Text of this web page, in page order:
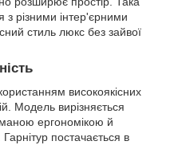
з різними інтер'єрними
стиль люкс без зайвої
високоякісних
Модель вирізняється
ергономікою й
постачається в